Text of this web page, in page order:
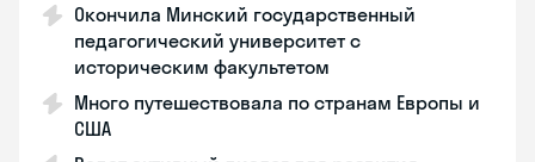
Окончила Минский государственный
педагогический университет с
историческим факультетом
Много путешествовала по странам Европы и
США